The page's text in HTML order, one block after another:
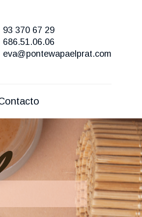
93 370 67 29
686.51.06.06
eva@pontewapaelprat.com